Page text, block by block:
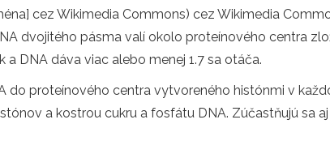
cez Wikimedia Commons) cez Wikimedia
dvojitého pásma valí okolo proteínového centra
DNA dáva viac alebo menej 1.7 sa otáča.
do proteínového centra vytvoreného histónmi v
a kostrou cukru a fosfátu DNA. Zúčastňujú sa